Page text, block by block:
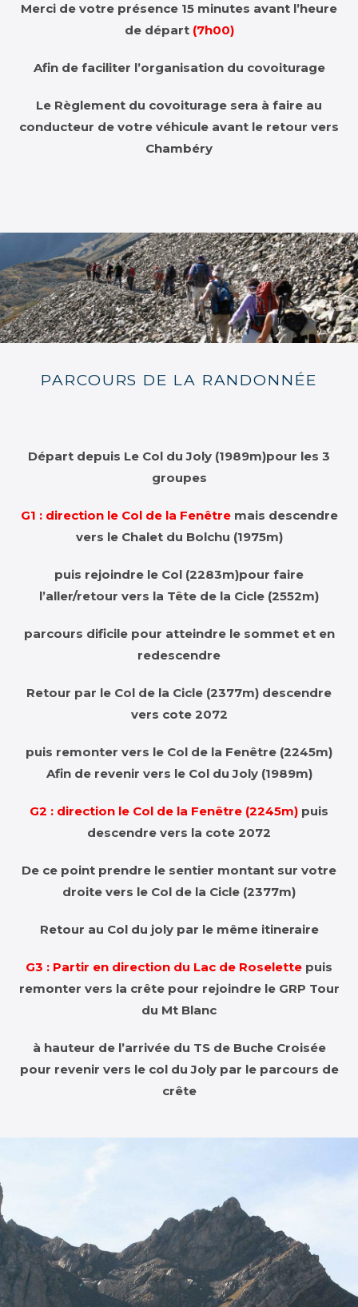
Merci de votre présence 15 minutes avant l’heure
de départ(7h00)
Afin de faciliter l’organisation du covoiturage
Le Règlement du covoiturage sera à faire au
conducteur de votre véhicule avant le retour vers
Chambéry
PARCOURS DE LA RANDONNÉE
Départ depuis Le Col du Joly (1989m)pour les 3
groupes
G1 : direction le Col de la Fenêtremais descendre
vers le Chalet du Bolchu (1975m)
puis rejoindre le Col (2283m)pour faire
l’aller/retour vers la Tête de la Cicle (2552m)
parcours dificile pour atteindre le sommet et en
redescendre
Retour par le Col de la Cicle (2377m) descendre
vers cote 2072
puis remonter vers le Col de la Fenêtre (2245m)
Afin de revenir vers le Col du Joly (1989m)
G2 : direction le Col de la Fenêtre (2245m) puis
descendre vers la cote 2072
De ce point prendre le sentier montant sur votre
droite vers le Col de la Cicle (2377m)
Retour au Col du joly par le même itineraire
G3 : Partir en direction du Lac de Roselette puis
remonter vers la crête pour rejoindre le GRP Tour
du Mt Blanc
à hauteur de l’arrivée du TS de Buche Croisée
pour revenir vers le col du Joly par le parcours de
crête